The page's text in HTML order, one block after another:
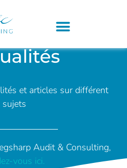
et articles sur différent
sujets
Audit & Consulting,
vous ici.